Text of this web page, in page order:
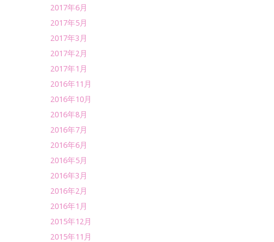
2017年6月
2017年5月
2017年3月
2017年2月
2017年1月
2016年11月
2016年10月
2016年8月
2016年7月
2016年6月
2016年5月
2016年3月
2016年2月
2016年1月
2015年12月
2015年11月